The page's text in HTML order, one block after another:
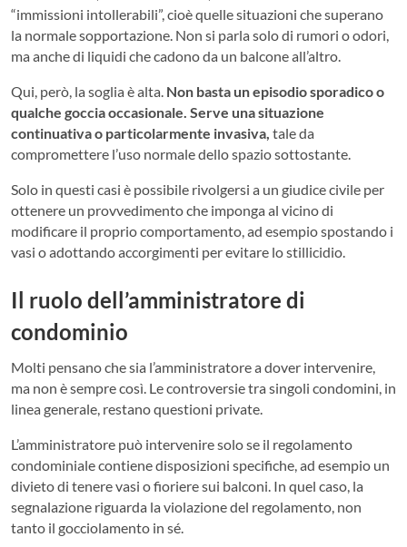
“immissioni intollerabili”, cioè quelle situazioni che superano
la normale sopportazione. Non si parla solo di rumori o odori,
ma anche di liquidi che cadono da un balcone all’altro.
Qui, però, la soglia è alta. Non basta un episodio sporadico o
qualche goccia occasionale. Serve una situazione
continuativa o particolarmente invasiva, tale da
compromettere l’uso normale dello spazio sottostante.
Solo in questi casi è possibile rivolgersi a un giudice civile per
ottenere un provvedimento che imponga al vicino di
modificare il proprio comportamento, ad esempio spostando i
vasi o adottando accorgimenti per evitare lo stillicidio.
Il ruolo dell’amministratore di
condominio
Molti pensano che sia l’amministratore a dover intervenire,
ma non è sempre così. Le controversie tra singoli condomini, in
linea generale, restano questioni private.
L’amministratore può intervenire solo se il regolamento
condominiale contiene disposizioni specifiche, ad esempio un
divieto di tenere vasi o fioriere sui balconi. In quel caso, la
segnalazione riguarda la violazione del regolamento, non
tanto il gocciolamento in sé.